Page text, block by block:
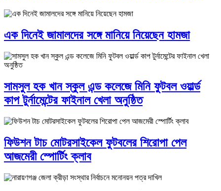
এক দিনেই জামালদের সঙ্গে মানিয়ে নিয়েছেন হামজা
সামসুল হক খান স্কুল এন্ড কলেজে মিনি ফুটবল ওয়ার্ল্ড
কাপ টুর্নামেন্টের ফাইনাল খেলা অনুষ্ঠিত
ফিউশন টাচ মোটরসাইকেল ফুটবলের শিরোপা পেল
আজমেরী স্পোর্টিং ক্লাব